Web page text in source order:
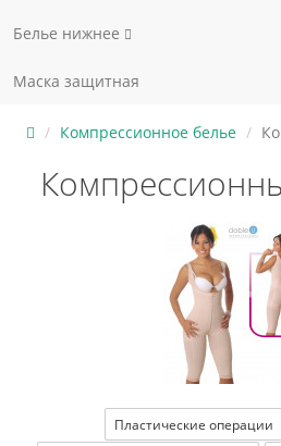
Белье нижнее
Маска защитная
Компрессионное белье
Пластические операции